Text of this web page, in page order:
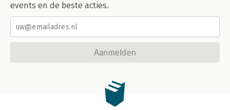
events en de beste acties.
Aanmelden